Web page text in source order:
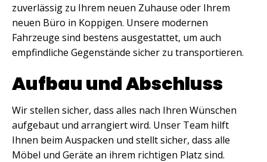
zuverlässig zu Ihrem neuen Zuhause oder Ihrem
neuen Büro in Koppigen. Unsere modernen
Fahrzeuge sind bestens ausgestattet, um auch
empfindliche Gegenstände sicher zu transportieren.
Aufbau und Abschluss
Wir stellen sicher, dass alles nach Ihren Wünschen
aufgebaut und arrangiert wird. Unser Team hilft
Ihnen beim Auspacken und stellt sicher, dass alle
Möbel und Geräte an ihrem richtigen Platz sind.